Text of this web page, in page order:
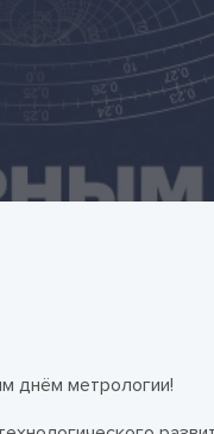
днём метрологии!